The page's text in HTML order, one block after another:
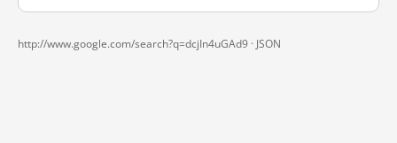
http://www.google.com/search?q=dcjIn4uGAd9 · JSON